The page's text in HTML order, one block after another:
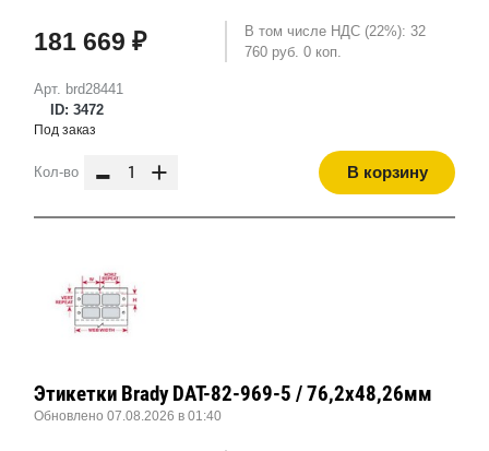
Арт. brd28441
ID: 3472
181 669 ₽
В том числе НДС (22%): 32
760 руб. 0 коп.
Под заказ
Кол-во - + В корзину
Этикетки Brady DAT-82-969-5 / 76,2x48,26мм
Обновлено 07.08.2026 в 01:40